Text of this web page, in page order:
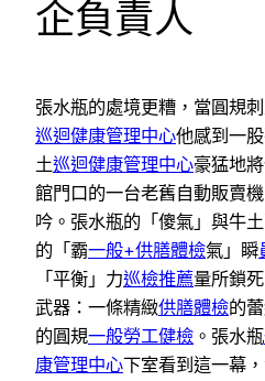
企負責人
張水瓶的處境更糟，當圓規
巡迴健康管理中心他感到一
土巡迴健康管理中心豪猛地
館門口的一台老舊自動販賣
吟。張水瓶的「傻氣」與牛
的「霸一般+供膳體檢氣」瞬
「平衡」力巡檢推薦量所鎖
武器：一條精緻供膳體檢的
的圓規一般勞工健檢 。張水瓶
康管理中心下室看到這一幕